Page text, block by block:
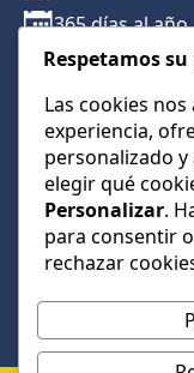
365 días al año
Traslados con
Atención por
+34 622 01 23
+34 622 01 23
Respetamos
Las cookies
experiencia,
personalizado
elegir qué
Personalizar.
para consentir
rechazar